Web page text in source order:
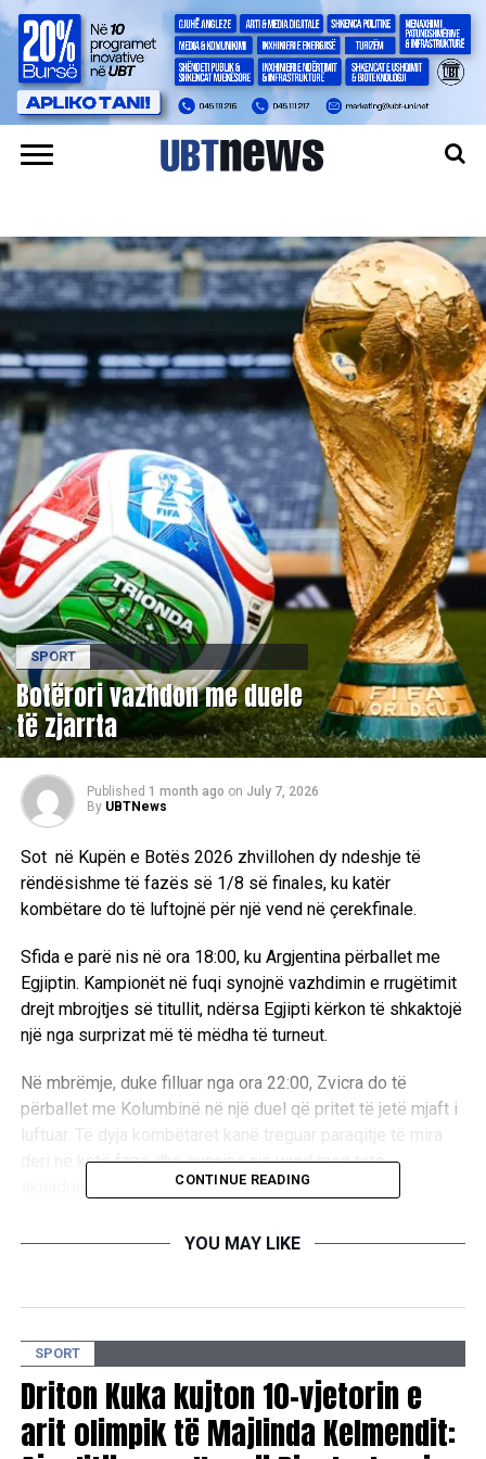
SPORT
Botërori vazhdon me duele
të zjarrta
Published 1 month ago on July 7, 2026
By UBTNews
Sot në Kupën e Botës 2026 zhvillohen dy ndeshje të
rëndësishme të fazës së 1/8 së finales, ku katër
kombëtare do të luftojnë për një vend në çerekfinale.
Sfida e parë nis në ora 18:00, ku Argjentina përballet me
Egjiptin. Kampionët në fuqi synojnë vazhdimin e rrugëtimit
drejt mbrojtjes së titullit, ndërsa Egjipti kërkon të shkaktojë
një nga surprizat më të mëdha të turneut.
Në mbrëmje, duke filluar nga ora 22:00, Zvicra do të
përballet me Kolumbinë në një duel që pritet të jetë mjaft i
luftuar. Të dyja kombëtaret kanë treguar paraqitje të mira
deri në këtë fazë dhe synojnë një vend mes tetë
skuadrave më të mira të Botërorit.
Fituesit e këtyre dy përballjeve do të sigurojnë kualifikimin
RELATED TOPICS:
UP NEXT
CONTINUE READING
YOU MAY LIKE
SPORT
Driton Kuka kujton 10-vjetorin e
arit olimpik të Majlinda Kelmendit: